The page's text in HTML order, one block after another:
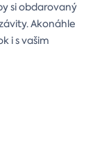
si obdarovaný
Akonáhle
i s vašim